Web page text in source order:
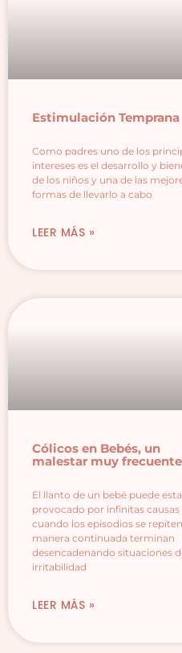
Estimulación Temprana
Como padres uno de los
intereses es el desarrollo y
de los niños y una de las
formas de llevarlo a cabo
LEER MÁS »
Cólicos en Bebés, un
malestar muy frecuente
El llanto de un bebé puede
provocado por infinitas causas
cuando los episodios se
manera continuada terminan
desencadenando situaciones
irritabilidad
LEER MÁS »